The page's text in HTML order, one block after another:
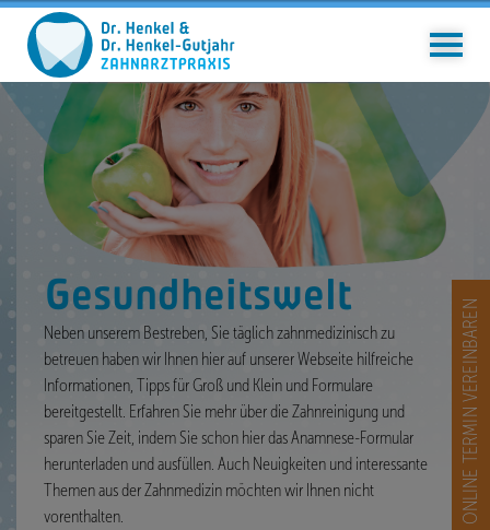
Gesundheitswelt
Neben unserem Bestreben, Sie täglich zahnmedizinisch zu
betreuen haben wir Ihnen hier auf unserer Webseite hilfreiche
Informationen, Tipps für Groß und Klein und Formulare
bereitgestellt. Erfahren Sie mehr über die Zahnreinigung und
sparen Sie Zeit, indem Sie schon hier das Anamnese-Formular
herunterladen und ausfüllen. Auch Neuigkeiten und interessante
Themen aus der Zahnmedizin möchten wir Ihnen nicht
vorenthalten.
ONLINE TERMIN VEREINBAREN